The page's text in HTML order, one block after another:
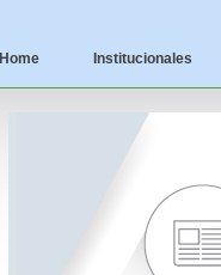
Home Institucionales